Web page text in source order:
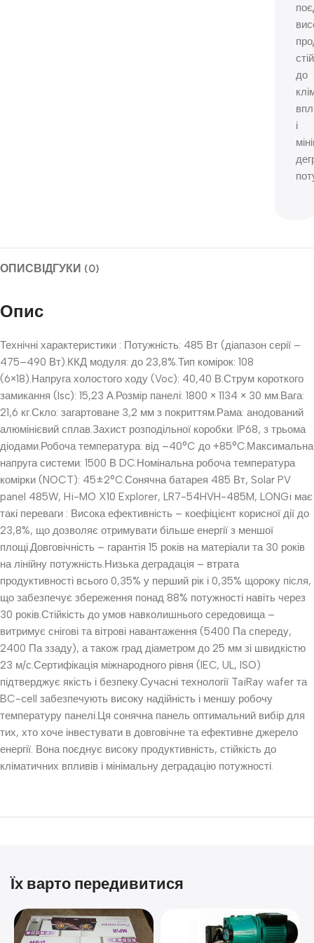
до
і
ОПИСВІДГУКИ (0)
Опис
Технічні характеристики : Потужність: 485 Вт (діапазон серії –
475–490 Вт).ККД модуля: до 23,8%.Тип комірок: 108
(6×18).Напруга холостого ходу (Voc): 40,40 В.Струм короткого
замикання (Isc): 15,23 А.Розмір панелі: 1800 × 1134 × 30 мм.Вага:
21,6 кг.Скло: загартоване 3,2 мм з покриттям.Рама: анодований
алюмінієвий сплав.Захист розподільної коробки: IP68, з трьома
діодами.Робоча температура: від –40°C до +85°C.Максимальна
напруга системи: 1500 В DC.Номінальна робоча температура
комірки (NOCT): 45±2°C.Сонячна батарея 485 Вт, Solar PV
panel 485W, Hi-MO X10 Explorer, LR7-54HVH-485M, LONGi має
такі переваги : Висока ефективність – коефіцієнт корисної дії до
23,8%, що дозволяє отримувати більше енергії з меншої
площі.Довговічність – гарантія 15 років на матеріали та 30 років
на лінійну потужність.Низька деградація – втрата
продуктивності всього 0,35% у перший рік і 0,35% щороку після,
що забезпечує збереження понад 88% потужності навіть через
30 років.Стійкість до умов навколишнього середовища –
витримує снігові та вітрові навантаження (5400 Па спереду,
2400 Па ззаду), а також град діаметром до 25 мм зі швидкістю
23 м/с.Сертифікація міжнародного рівня (IEC, UL, ISO)
підтверджує якість і безпеку.Сучасні технології TaiRay wafer та
BC-cell забезпечують високу надійність і меншу робочу
температуру панелі.Ця сонячна панель оптимальний вибір для
тих, хто хоче інвестувати в довговічне та ефективне джерело
енергії. Вона поєднує високу продуктивність, стійкість до
кліматичних впливів і мінімальну деградацію потужності.
Їх варто передивитися